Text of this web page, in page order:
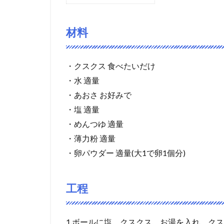
材料
・クスクス 食べたいだけ
・水 適量
・あおさ お好みで
・塩 適量
・めんつゆ 適量
・薄力粉 適量
・卵パウダー 適量(大1で卵1個分)
工程
1.ボールに塩、クスクス、お湯を入れ、クス